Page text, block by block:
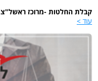
קבלת החלטות -מרוכז ראשל"צ
עוד >